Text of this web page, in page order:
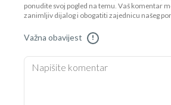
ponudite svoj pogled na temu. Vaš komentar
zanimljiv dijalog i obogatiti zajednicu našeg
Važna obavijest !